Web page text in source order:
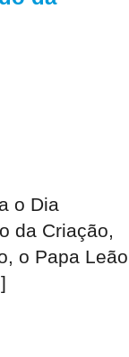
o Dia
da Criação,
o Papa Leão